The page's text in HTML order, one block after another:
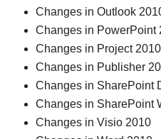
Changes in Outlook
Changes in PowerPoint
Changes in Project 2010
Changes in Publisher
Changes in SharePoint
Changes in SharePoint
Changes in Visio 2010